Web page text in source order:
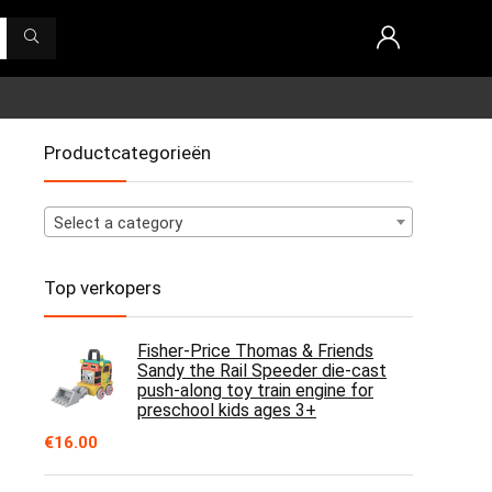
Productcategorieën
Select a category
Top verkopers
Fisher-Price Thomas & Friends
Sandy the Rail Speeder die-cast
push-along toy train engine for
preschool kids ages 3+
€16.00